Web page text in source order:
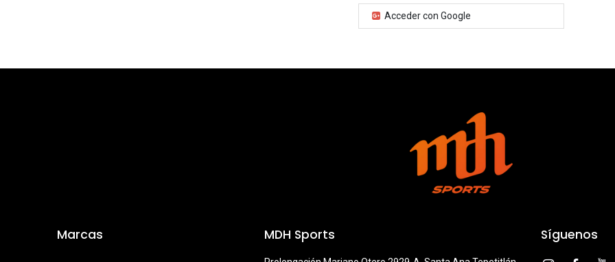
Acceder con Google
Marcas MDH Sports Síguenos